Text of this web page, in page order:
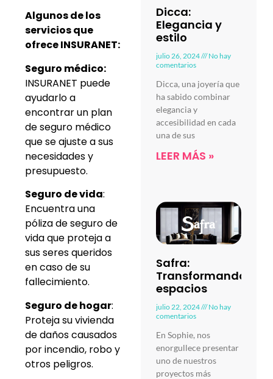
Algunos de los
servicios que
ofrece INSURANET:
Seguro médico:
INSURANET puede
ayudarlo a
encontrar un plan
de seguro médico
que se ajuste a sus
necesidades y
presupuesto.
Seguro de vida:
Encuentra una
póliza de seguro de
vida que proteja a
sus seres queridos
en caso de su
fallecimiento.
Seguro de hogar:
Proteja su vivienda
de daños causados
por incendio, robo y
otros peligros.
Dicca:
Elegancia y
estilo
julio 26, 2024
No hay
comentarios
Dicca, una joyería que
ha sabido combinar
elegancia y
accesibilidad en cada
una de sus
LEER MÁS »
Safra:
Transformando
espacios
julio 22, 2024
No hay
comentarios
En Sophie, nos
enorgullece presentar
uno de nuestros
proyectos más